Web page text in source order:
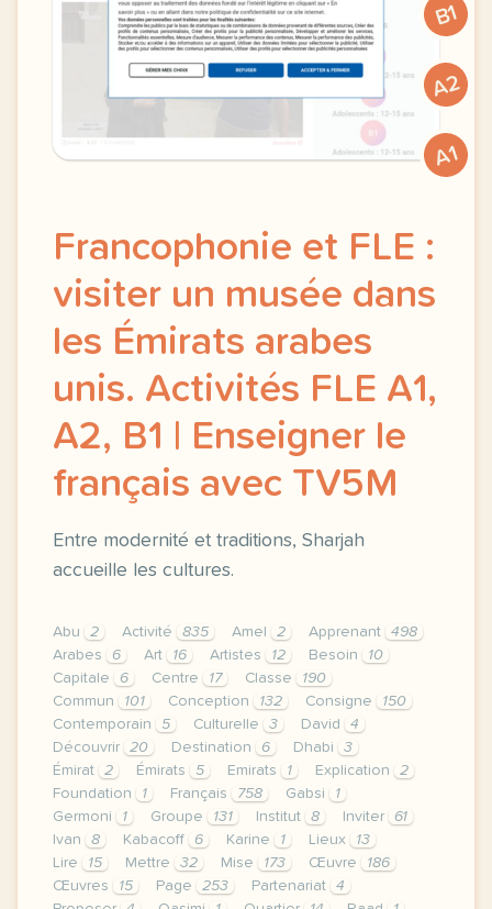
B1
A2
A1
Francophonie et FLE :
visiter un musée dans
les Émirats arabes
unis. Activités FLE A1,
A2, B1 | Enseigner le
français avec TV5M
Entre modernité et traditions, Sharjah
accueille les cultures.
Abu 2 Activité 835 Amel 2 Apprenant
498
Arabes
6 Art 16 Artistes 12 Besoin
10
Capitale
6 Centre 17 Classe
190
Commun
101 Conception 132 Consigne
150
Contemporain
5 Culturelle 3 David
4
Découvrir
20 Destination 6 Dhabi
3
Émirat
2 Émirats 5 Emirats 1 Explication
2
Foundation
1 Français 758 Gabsi
1
Germoni
1 Groupe 131 Institut 8 Inviter
61
Ivan
8 Kabacoff 6 Karine 1 Lieux
13
Lire
15 Mettre 32 Mise 173 Œuvre
186
Œuvres
15 Page 253 Partenariat
4